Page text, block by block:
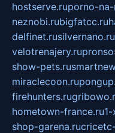
hostserve.ruporno-
neznobi.rubigfatcc.ru
delfinet.rusilvernano.ru
velotrenajery.ru
show-pets.ru
miraclecoon.ru
firehunters.ru
hometown-france.ru
shop-garena.ru